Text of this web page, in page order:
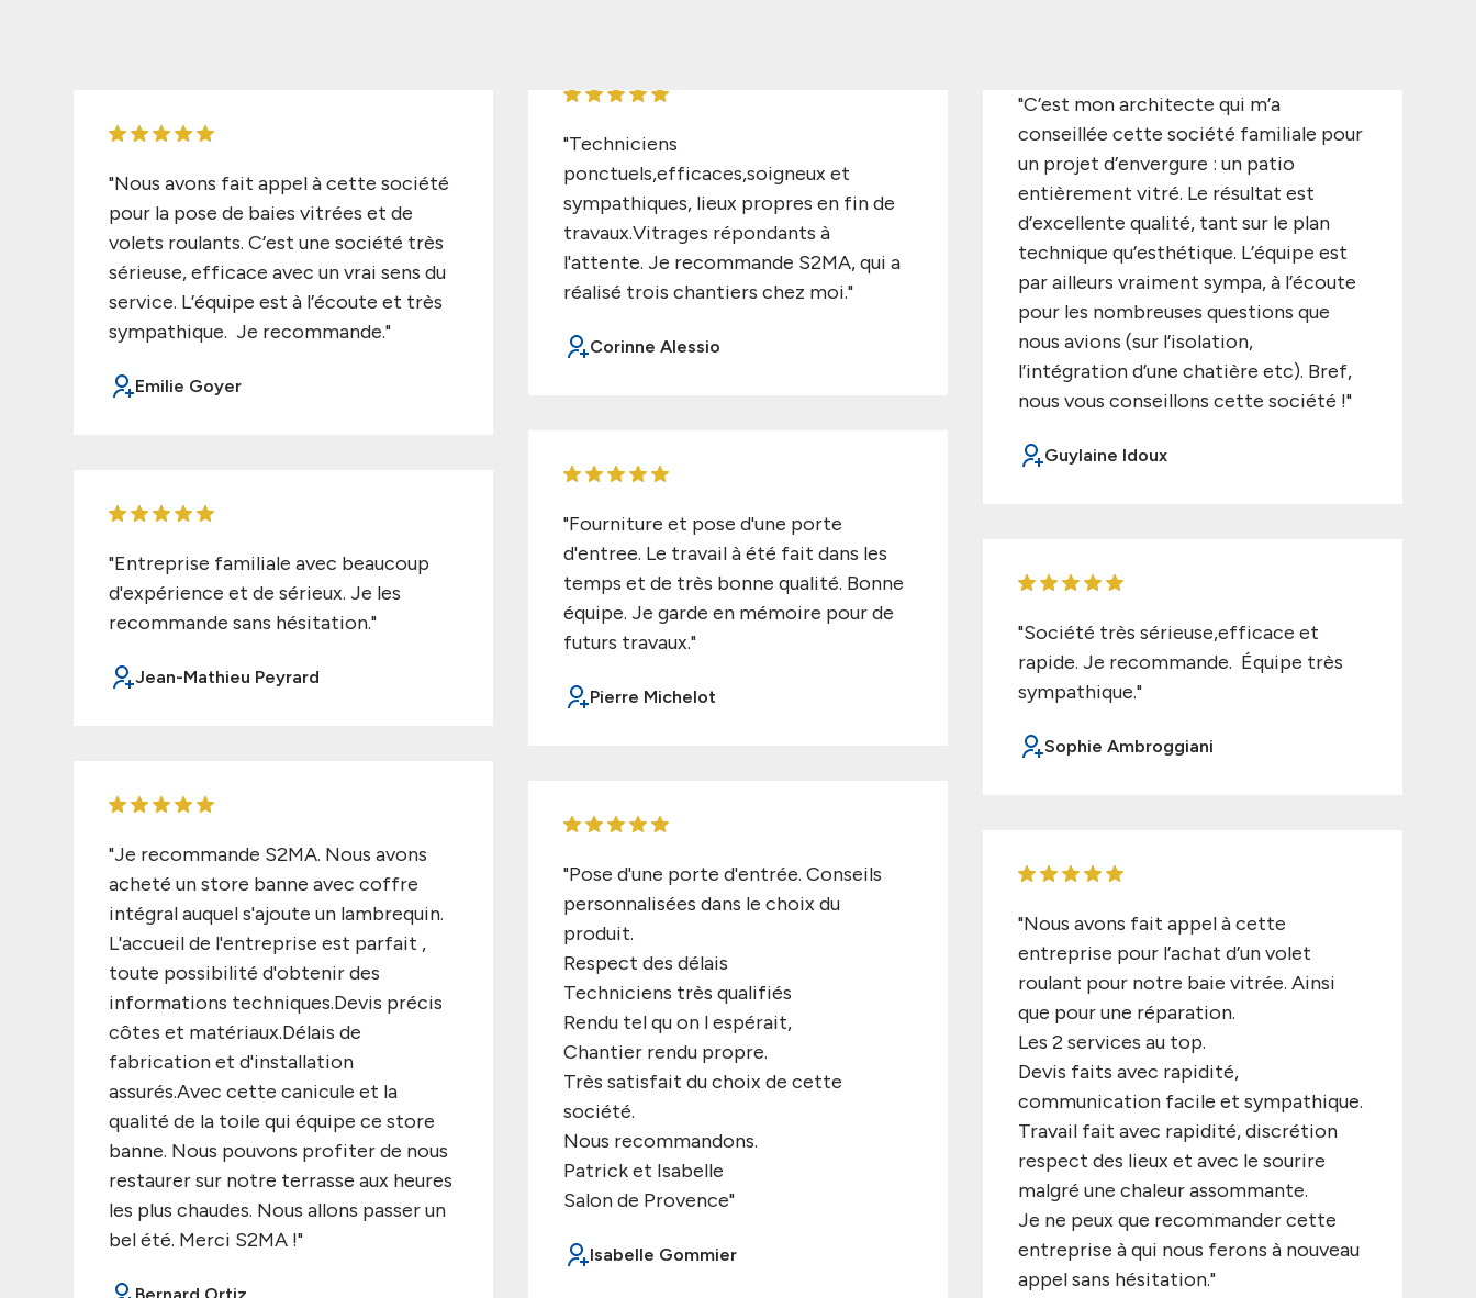
"Nous avons fait appel à cette société
pour la pose de baies vitrées et de
volets roulants. C’est une société très
sérieuse, efficace avec un vrai sens du
service. L’équipe est à l’écoute et très
sympathique. Je recommande."
Emilie Goyer
"Entreprise familiale avec beaucoup
d'expérience et de sérieux. Je les
recommande sans hésitation."
Jean-Mathieu Peyrard
"Je recommande S2MA. Nous avons
acheté un store banne avec coffre
intégral auquel s'ajoute un lambrequin.
L'accueil de l'entreprise est parfait ,
toute possibilité d'obtenir des
informations techniques.Devis précis
côtes et matériaux.Délais de
fabrication et d'installation
assurés.Avec cette canicule et la
qualité de la toile qui équipe ce store
banne. Nous pouvons profiter de nous
restaurer sur notre terrasse aux heures
les plus chaudes. Nous allons passer un
bel été. Merci S2MA !"
"Techniciens
ponctuels,efficaces,soigneux et
sympathiques, lieux propres en fin de
travaux.Vitrages répondants à
l'attente. Je recommande S2MA, qui a
réalisé trois chantiers chez moi."
Corinne Alessio
"Fourniture et pose d'une porte
d'entree. Le travail à été fait dans les
temps et de très bonne qualité. Bonne
équipe. Je garde en mémoire pour de
futurs travaux."
Pierre Michelot
"Pose d'une porte d'entrée. Conseils
personnalisées dans le choix du
produit.
Respect des délais
Techniciens très qualifiés
Rendu tel qu on l espérait,
Chantier rendu propre.
Très satisfait du choix de cette
société.
Nous recommandons.
Patrick et Isabelle
Salon de Provence"
Isabelle Gommier
"C’est mon architecte qui m’a
conseillée cette société familiale pour
un projet d’envergure : un patio
entièrement vitré. Le résultat est
d’excellente qualité, tant sur le plan
technique qu’esthétique. L’équipe est
par ailleurs vraiment sympa, à l’écoute
pour les nombreuses questions que
nous avions (sur l’isolation,
l’intégration d’une chatière etc). Bref,
nous vous conseillons cette société !"
Guylaine Idoux
"Société très sérieuse,efficace et
rapide. Je recommande. Équipe très
sympathique."
Sophie Ambroggiani
"Nous avons fait appel à cette
entreprise pour l’achat d’un volet
roulant pour notre baie vitrée. Ainsi
que pour une réparation.
Les 2 services au top.
Devis faits avec rapidité,
communication facile et sympathique.
Travail fait avec rapidité, discrétion
respect des lieux et avec le sourire
malgré une chaleur assommante.
Je ne peux que recommander cette
entreprise à qui nous ferons à nouveau
appel sans hésitation."